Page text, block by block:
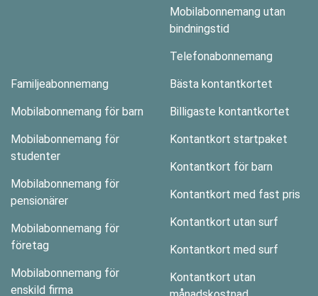
Mobilabonnemang utan
bindningstid
Telefonabonnemang
Familjeabonnemang
Mobilabonnemang för barn
Mobilabonnemang för
studenter
Mobilabonnemang för
pensionärer
Mobilabonnemang för
företag
Mobilabonnemang för
enskild firma
Bästa kontantkortet
Billigaste kontantkortet
Kontantkort startpaket
Kontantkort för barn
Kontantkort med fast pris
Kontantkort utan surf
Kontantkort med surf
Kontantkort utan